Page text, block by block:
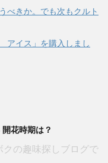
べきか。でも次もクルト
アイス」を購入しまし
花時期は？
の趣味探しブログで